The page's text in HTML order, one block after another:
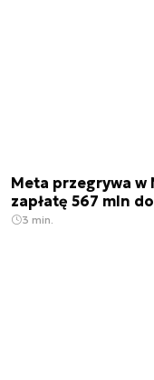
Meta przegrywa w
zapłatę 567 mln
3 min.